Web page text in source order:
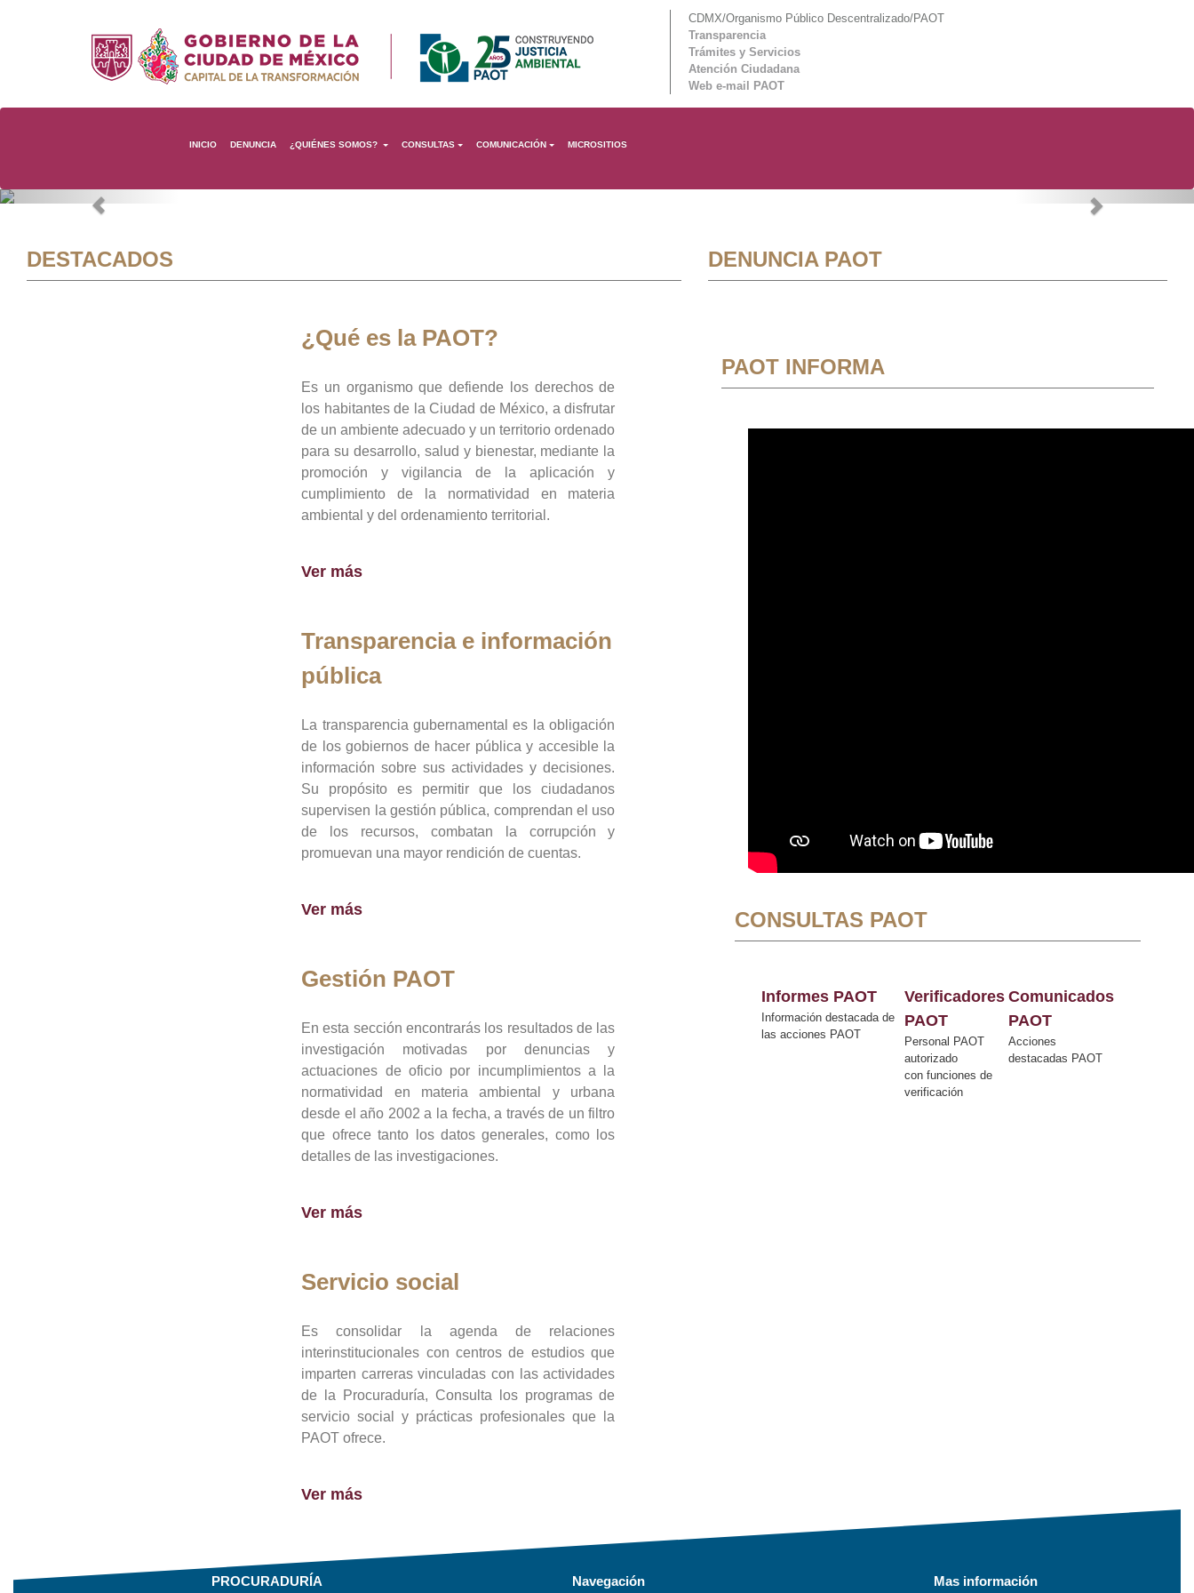
CDMX/Organismo Público Descentralizado/PAOT
Transparencia
Trámites y Servicios
Atención Ciudadana
Web e-mail PAOT
INICIO DENUNCIA ¿QUIÉNES SOMOS? CONSULTAS COMUNICACIÓN MICROSITIOS
Previous Next
DESTACADOS
¿Qué es la PAOT?
Es un organismo que defiende los derechos de
los habitantes de la Ciudad de México, a disfrutar
de un ambiente adecuado y un territorio ordenado
para su desarrollo, salud y bienestar, mediante la
promoción y vigilancia de la aplicación y
cumplimiento de la normatividad en materia
ambiental y del ordenamiento territorial.
Ver más
Transparencia e información
pública
La transparencia gubernamental es la obligación
de los gobiernos de hacer pública y accesible la
información sobre sus actividades y decisiones.
Su propósito es permitir que los ciudadanos
supervisen la gestión pública, comprendan el uso
de los recursos, combatan la corrupción y
promuevan una mayor rendición de cuentas.
Ver más
Gestión PAOT
En esta sección encontrarás los resultados de las
investigación motivadas por denuncias y
actuaciones de oficio por incumplimientos a la
normatividad en materia ambiental y urbana
desde el año 2002 a la fecha, a través de un filtro
que ofrece tanto los datos generales, como los
detalles de las investigaciones.
Ver más
Servicio social
Es consolidar la agenda de relaciones
interinstitucionales con centros de estudios que
imparten carreras vinculadas con las actividades
de la Procuraduría, Consulta los programas de
servicio social y prácticas profesionales que la
PAOT ofrece.
Ver más
DENUNCIA PAOT
PAOT INFORMA
CONSULTAS PAOT
Informes PAOT
Información destacada de
las acciones PAOT
Verificadores
PAOT
Personal PAOT
autorizado
con funciones de
verificación
Comunicados
PAOT
Acciones
destacadas PAOT
PROCURADURÍA Navegación Mas información